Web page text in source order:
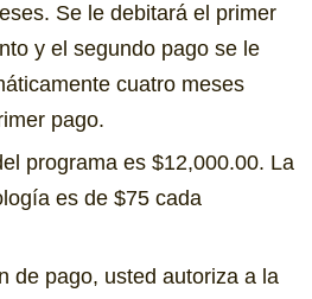
Se le debitará el primer
y el segundo pago se le
cuatro meses
pago.
programa es $12,000.00. La
es de $75 cada
de pago, usted autoriza a la